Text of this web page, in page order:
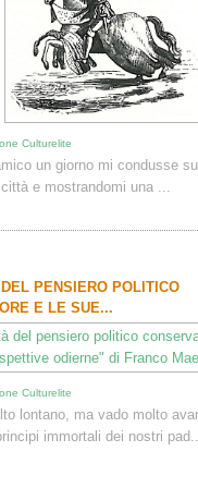
Culturelite
un giorno mi condusse
e mostrandomi una ...
PENSIERO POLITICO
E LE SUE...
Culturelite
lontano, ma vado molto
immortali dei nostri pad...